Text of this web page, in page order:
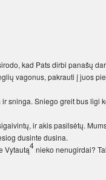
kad Pats dirbi panašų
vagonus, pakrauti į juos
sninga. Sniego greit bus ligi
ir akis pasilsėtų.
dusinte dusina.
Vytautą4nieko nenugirdai?